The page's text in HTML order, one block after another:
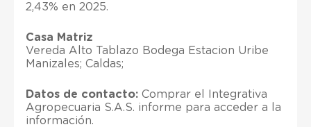
2,43% en 2025.
Casa Matriz
Vereda Alto Tablazo Bodega Estacion Uribe
Manizales; Caldas;
Datos de contacto: Comprar el Integrativa
Agropecuaria S.A.S. informe para acceder a la
información.